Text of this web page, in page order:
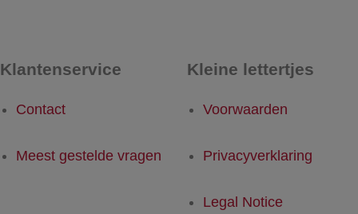
Klantenservice
Contact
Meest gestelde vragen
Kleine lettertjes
Voorwaarden
Privacyverklaring
Legal Notice